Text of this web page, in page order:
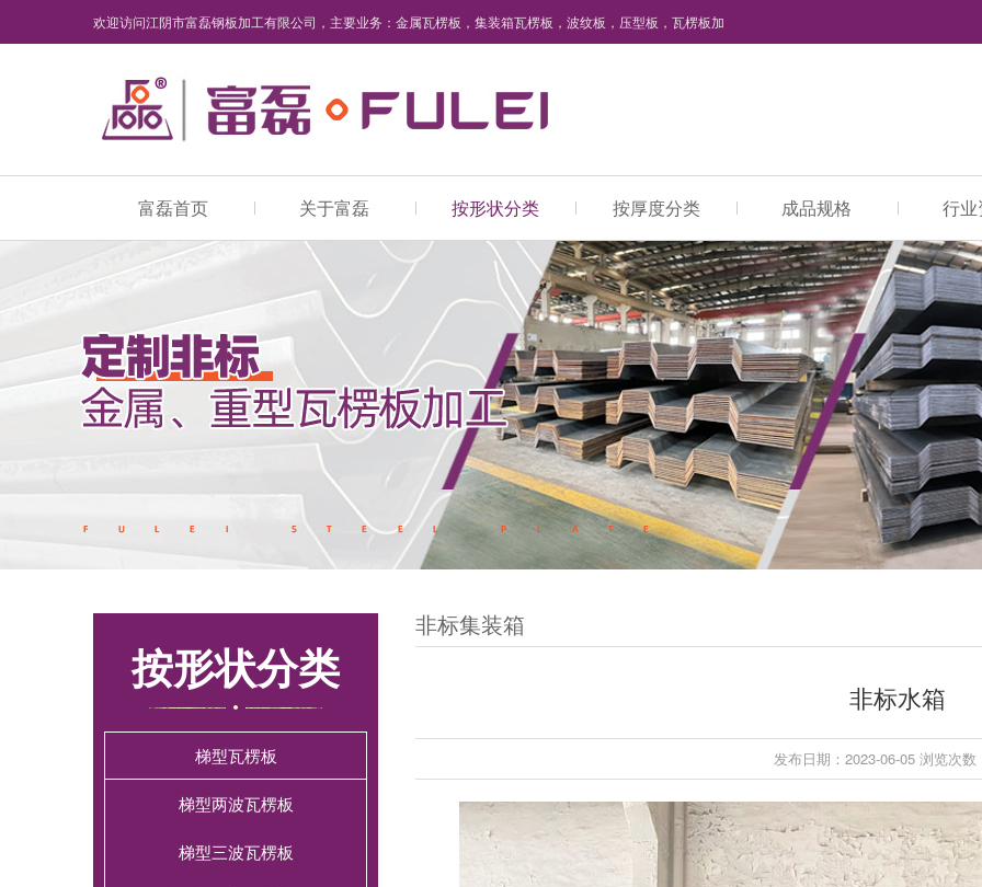
欢迎访问江阴市富磊钢板加工有限公司，主要业务：金属瓦楞板，集装箱瓦楞板，波纹板，压型板，瓦楞板加
富磊首页 关于富磊 按形状分类 按厚度分类 成品规格 行
按形状分类
梯型瓦楞板
梯型两波瓦楞板
梯型三波瓦楞板
非标集装箱
非标水箱
发布日期：2023-06-05 浏览次数